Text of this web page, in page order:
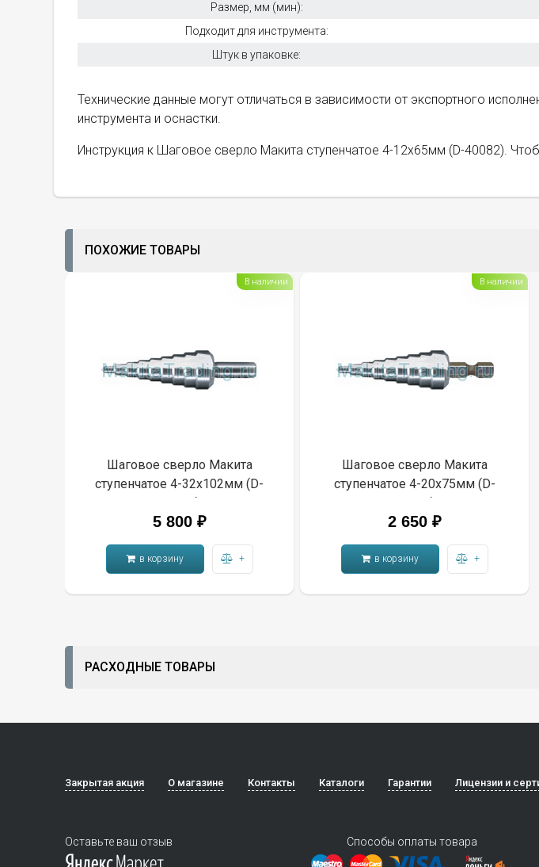
Размер, мм (мин):
Подходит для инструмента:
Штук в упаковке:
Технические данные могут отличаться в зависимости от экспортного
инструмента и оснастки.
Инструкция к Шаговое сверло Макита ступенчатое 4-12х65мм (D-40082).
ПОХОЖИЕ ТОВАРЫ
Шаговое сверло Макита
ступенчатое 4-32х102мм (D-
40107)
5 800 ₽
в корзину +
В наличии
Шаговое сверло Макита
ступенчатое 4-20х75мм (D-
40098)
2 650 ₽
в корзину +
В наличии
РАСХОДНЫЕ ТОВАРЫ
Закрытая акция О магазине Контакты Каталоги Гарантии Лицензии и
Оставьте ваш отзыв Способы оплаты товара